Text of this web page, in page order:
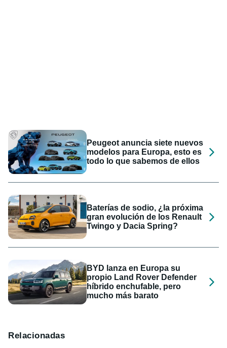
Peugeot anuncia siete nuevos
modelos para Europa, esto es
todo lo que sabemos de ellos
Baterías de sodio, ¿la próxima
gran evolución de los Renault
Twingo y Dacia Spring?
BYD lanza en Europa su
propio Land Rover Defender
híbrido enchufable, pero
mucho más barato
Relacionadas